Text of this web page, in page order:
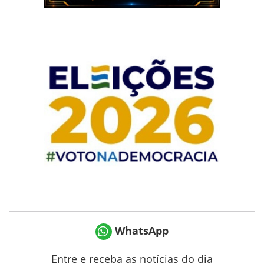
WhatsApp
Entre e receba as notícias do dia